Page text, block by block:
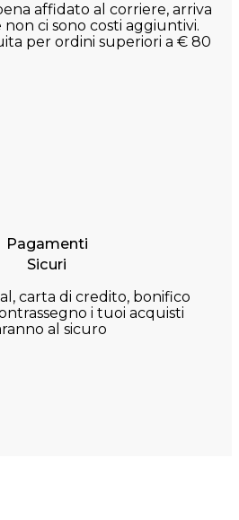
affidato al corriere, arriva
ci sono costi aggiuntivi.
per ordini superiori a € 80
Pagamenti
Sicuri
carta di credito, bonifico
i tuoi acquisti
al sicuro